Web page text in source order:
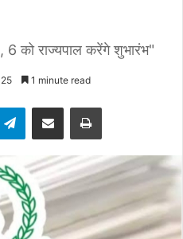
6 को राज्यपाल करेंगे शुभारंभ"
1 minute read
TelegramShare via Email Print